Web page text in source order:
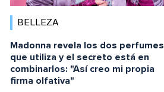
BELLEZA
Madonna revela los dos perfumes
que utiliza y el secreto está en
combinarlos: "Así creo mi propia
firma olfativa"